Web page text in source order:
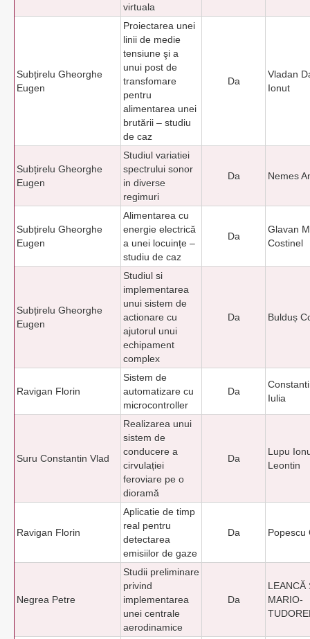
virtuala
Subțirelu Gheorghe
Eugen
Proiectarea unei
linii de medie
tensiune şi a
unui post de
transfomare
pentru
alimentarea unei
brutării – studiu
de caz
Da
Vladan
Ionut
Subțirelu Gheorghe
Eugen
Studiul variatiei
spectrului sonor
in diverse
regimuri
Da Nemes
Subțirelu Gheorghe
Eugen
Alimentarea cu
energie electrică
a unei locuințe –
studiu de caz
Da
Glavan
Costinel
Subțirelu Gheorghe
Eugen
Studiul si
implementarea
unui sistem de
actionare cu
ajutorul unui
echipament
complex
Da Bulduș
Ravigan Florin
Sistem de
automatizare cu
microcontroller
Da
Iulia
Suru Constantin Vlad
Realizarea unui
sistem de
conducere a
cirvulației
feroviare pe o
dioramă
Da
Lupu
Leontin
Ravigan Florin
Aplicatie de timp
real pentru
detectarea
emisiilor de gaze
Da Popescu
Negrea Petre
Studii preliminare
privind
implementarea
unei centrale
aerodinamice
Da
LEANCĂ
MARIO-